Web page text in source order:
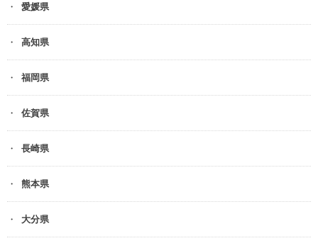
愛媛県
高知県
福岡県
佐賀県
長崎県
熊本県
大分県